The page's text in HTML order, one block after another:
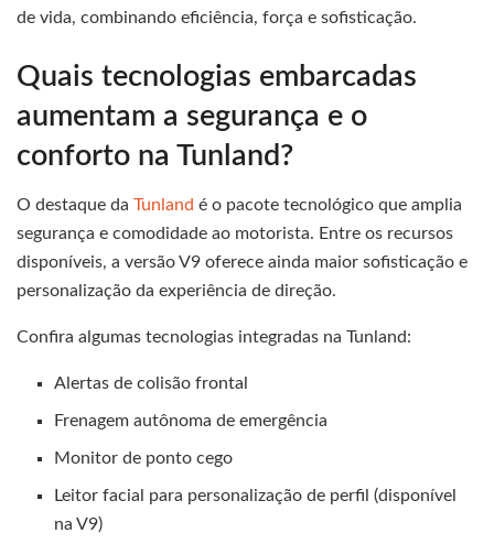
de vida, combinando eficiência, força e sofisticação.
Quais tecnologias embarcadas
aumentam a segurança e o
conforto na Tunland?
O destaque da Tunland é o pacote tecnológico que amplia
segurança e comodidade ao motorista. Entre os recursos
disponíveis, a versão V9 oferece ainda maior sofisticação e
personalização da experiência de direção.
Confira algumas tecnologias integradas na Tunland:
Alertas de colisão frontal
Frenagem autônoma de emergência
Monitor de ponto cego
Leitor facial para personalização de perfil (disponível
na V9)